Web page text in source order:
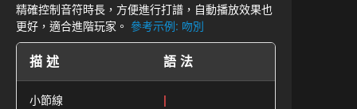
精確控制音符時長，方便進行打譜，自動播放效果也
更好，適合進階玩家。參考示例: 吻別
描述 語法
小節線 |